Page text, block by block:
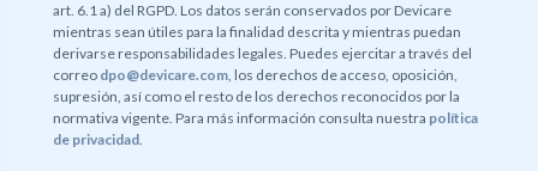
art. 6.1 a) del RGPD. Los datos serán conservados por Devicare
mientras sean útiles para la finalidad descrita y mientras puedan
derivarse responsabilidades legales. Puedes ejercitar a través del
correo dpo@devicare.com, los derechos de acceso, oposición,
supresión, así como el resto de los derechos reconocidos por la
normativa vigente. Para más información consulta nuestra política
de privacidad.